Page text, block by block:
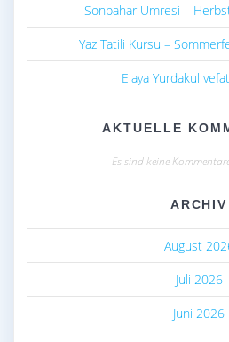
Sonbahar Umresi –
Yaz Tatili Kursu –
Elaya Yurdakul
AKTUELLE
Es sind keine
ARCHIV
August
Juli 2026
Juni 2026